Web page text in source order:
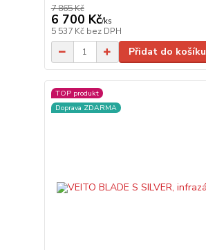
7 865 Kč
6 700 Kč/ks
5 537 Kč bez DPH
Přidat do košíku
TOP produkt
Doprava ZDARMA